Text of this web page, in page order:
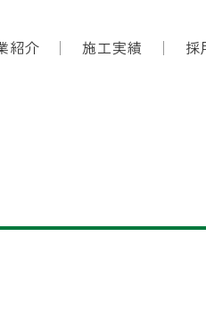
紹介 施工実績 採